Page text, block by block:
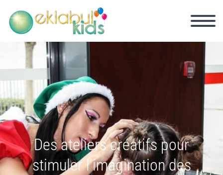
Des ateliers créatifs pour
stimuler l’imagination des